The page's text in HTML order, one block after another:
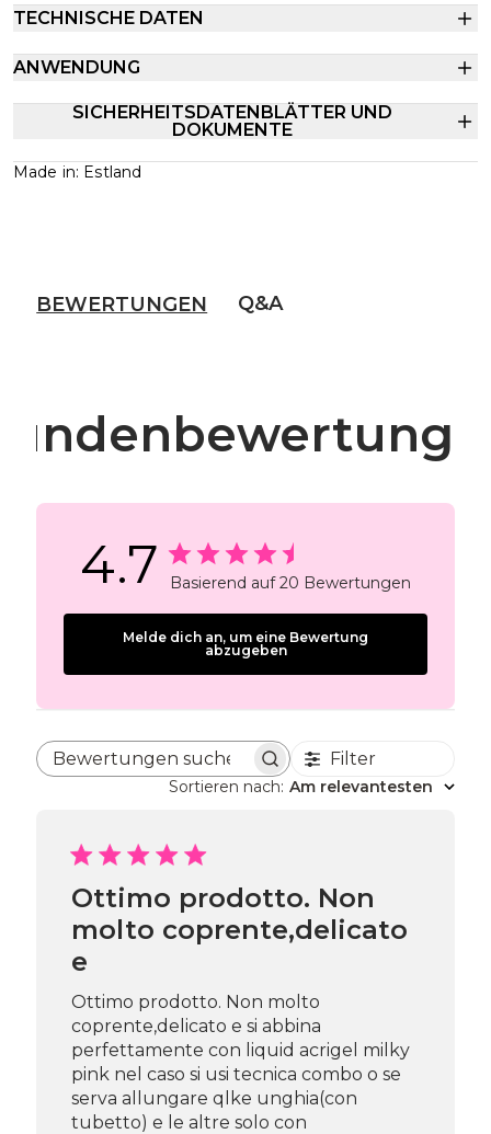
TECHNISCHE DATEN
ANWENDUNG
SICHERHEITSDATENBLÄTTER UND
DOKUMENTE
Made in: Estland
BEWERTUNGEN Q&A
4.7 Basierend auf 20 Bewertungen
Melde dich an, um eine Bewertung
abzugeben
Bewertungen suchen
Filter
Sortieren nach: Am relevantesten
Ottimo prodotto. Non
molto coprente,delicato
e
Ottimo prodotto. Non molto
coprente,delicato e si abbina
perfettamente con liquid acrigel milky
pink nel caso si usi tecnica combo o se
serva allungare qlke unghia(con
tubetto) e le altre solo con